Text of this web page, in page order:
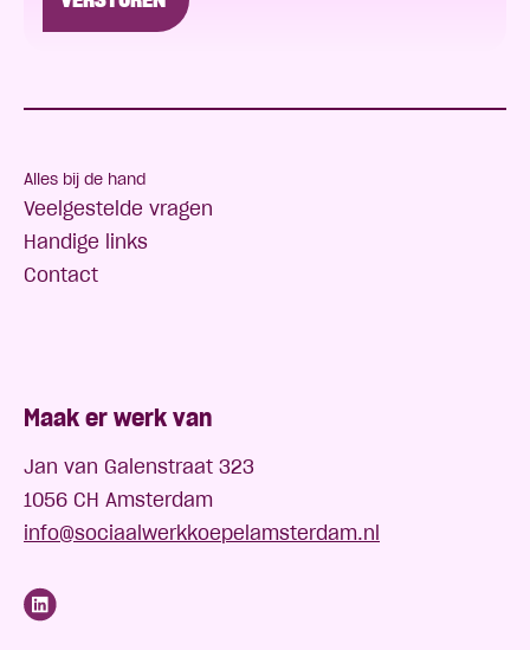
Alles bij de hand
Veelgestelde vragen
Handige links
Contact
Maak er werk van
Jan van Galenstraat 323
1056 CH Amsterdam
info@sociaalwerkkoepelamsterdam.nl